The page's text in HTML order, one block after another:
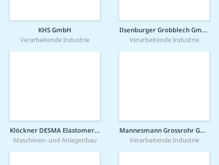
KHS GmbH
Verarbeitende Industrie
Ilsenburger Grobblech GmbH
Verarbeitende Industrie
Klöckner DESMA Elastomertechnik GmbH
Maschinen- und Anlagenbau
Mannesmann Grossrohr GmbH
Verarbeitende Industrie